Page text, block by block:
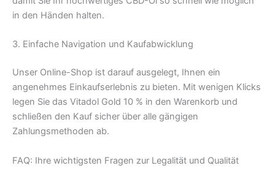
in den Händen halten.
3. Einfache Navigation und Kaufabwicklung
Unser Online-Shop ist darauf ausgelegt, Ihnen ein
angenehmes Einkaufserlebnis zu bieten. Mit wenigen Klicks
legen Sie das Vitadol Gold 10 % in den Warenkorb und
schließen den Kauf sicher über alle gängigen
Zahlungsmethoden ab.
FAQ: Ihre wichtigsten Fragen zur Legalität und Qualität